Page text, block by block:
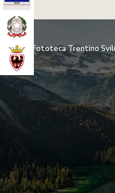
ORIGINE
RISPETTO
GARANZIA E
AVANGUARDIA
TRENTINGRANA
ECCELLENZE
FORMAGGI
SAPORI DI MALGA
COSE BUONE
Fototeca Trentino